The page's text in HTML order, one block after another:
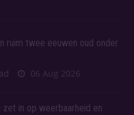
ruim twee eeuwen oud onder
06 Aug 2026
zet in op weerbaarheid en